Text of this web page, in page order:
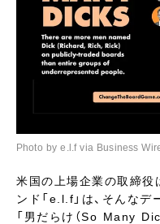
Photo by e.l.f via Business
米国の上場企業の取締役
ンド「e.l.f」は、そんな
「男だらけ（So Many